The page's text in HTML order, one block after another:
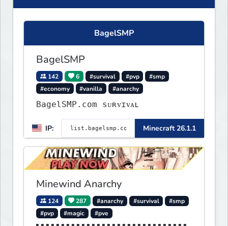
BagelSMP
BagelSMP
142 6 #survival #pvp
#smp
#economy
#vanilla #anarchy
BagelSMP.com ѕᴜʀᴠɪᴠᴀʟ
IP: Minecraft 26.1.1
Minewind Anarchy
124 287 #anarchy #survival
#smp
#pvp
#magic #pve